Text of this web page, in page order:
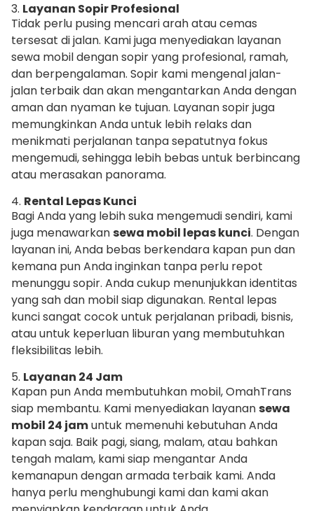
3. Layanan Sopir Profesional
Tidak perlu pusing mencari arah atau cemas
tersesat di jalan. Kami juga menyediakan layanan
sewa mobil dengan sopir yang profesional, ramah,
dan berpengalaman. Sopir kami mengenal jalan-
jalan terbaik dan akan mengantarkan Anda dengan
aman dan nyaman ke tujuan. Layanan sopir juga
memungkinkan Anda untuk lebih relaks dan
menikmati perjalanan tanpa sepatutnya fokus
mengemudi, sehingga lebih bebas untuk berbincang
atau merasakan panorama.
4. Rental Lepas Kunci
Bagi Anda yang lebih suka mengemudi sendiri, kami
juga menawarkansewa mobil lepas kunci. Dengan
layanan ini, Anda bebas berkendara kapan pun dan
kemana pun Anda inginkan tanpa perlu repot
menunggu sopir. Anda cukup menunjukkan identitas
yang sah dan mobil siap digunakan. Rental lepas
kunci sangat cocok untuk perjalanan pribadi, bisnis,
atau untuk keperluan liburan yang membutuhkan
fleksibilitas lebih.
5. Layanan 24 Jam
Kapan pun Anda membutuhkan mobil, OmahTrans
siap membantu. Kami menyediakan layanansewa
mobil 24 jamuntuk memenuhi kebutuhan Anda
kapan saja. Baik pagi, siang, malam, atau bahkan
tengah malam, kami siap mengantar Anda
kemanapun dengan armada terbaik kami. Anda
hanya perlu menghubungi kami dan kami akan